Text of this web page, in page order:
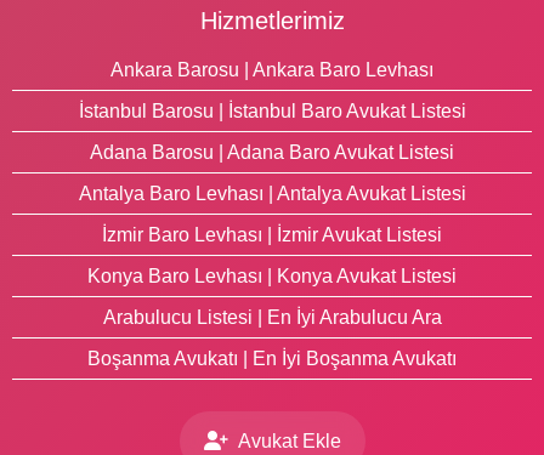
Hizmetlerimiz
Ankara Barosu | Ankara Baro Levhası
İstanbul Barosu | İstanbul Baro Avukat Listesi
Adana Barosu | Adana Baro Avukat Listesi
Antalya Baro Levhası | Antalya Avukat Listesi
İzmir Baro Levhası | İzmir Avukat Listesi
Konya Baro Levhası | Konya Avukat Listesi
Arabulucu Listesi | En İyi Arabulucu Ara
Boşanma Avukatı | En İyi Boşanma Avukatı
Avukat Ekle